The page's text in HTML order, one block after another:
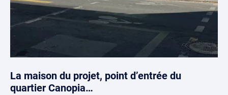
La maison du projet, point d’entrée du
quartier Canopia…